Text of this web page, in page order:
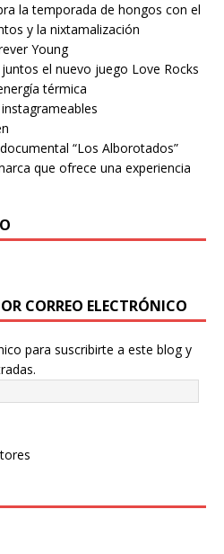
la temporada de hongos con el
y la nixtamalización
Young
el nuevo juego Love Rocks
térmica
“Los Alborotados”
que ofrece una experiencia
CORREO ELECTRÓNICO
para suscribirte a este blog y